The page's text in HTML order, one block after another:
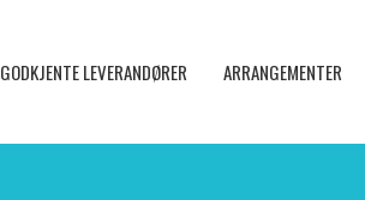
GODKJENTE LEVERANDØRER ARRANGEMENTER